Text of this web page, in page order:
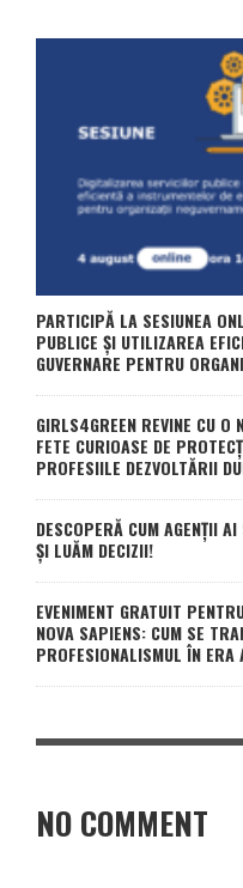
PARTICIPĂ LA SESIUNEA
PUBLICE ȘI UTILIZAREA
GUVERNARE PENTRU
GIRLS4GREEN REVINE CU O
FETE CURIOASE DE
PROFESIILE DEZVOLTĂRII
DESCOPERĂ CUM AGENȚII
ȘI LUĂM DECIZII!
EVENIMENT GRATUIT
NOVA SAPIENS: CUM SE
PROFESIONALISMUL ÎN ERA
NO COMMENT